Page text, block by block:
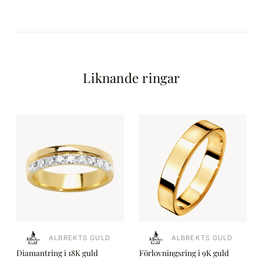
Liknande ringar
ALBREKTS GULD
Diamantring i 18K guld
ALBREKTS GULD
Förlovningsring i 9K guld